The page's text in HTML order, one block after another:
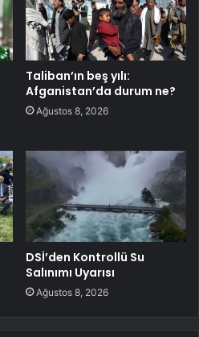
Taliban’ın beş yılı:
Afganistan’da durum ne?
Ağustos 8, 2026
DSİ’den Kontrollü Su
Salınımı Uyarısı
Ağustos 8, 2026